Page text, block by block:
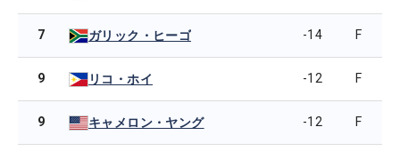
7 ガリック・ヒーゴ -14 F
9 リコ・ホイ -12 F
9 キャメロン・ヤング -12 F